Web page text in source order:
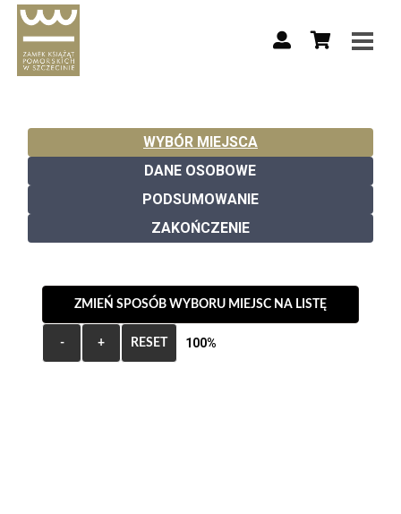
WYBÓR MIEJSCA
DANE OSOBOWE
PODSUMOWANIE
ZAKOŃCZENIE
ZMIEŃ SPOSÓB WYBORU MIEJSC NA LISTĘ
- + RESET 100%